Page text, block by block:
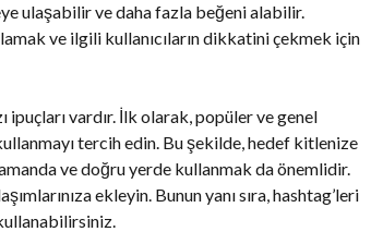
ulaşabilir ve daha fazla beğeni alabilir.
ve ilgili kullanıcıların dikkatini çekmek için
vardır. İlk olarak, popüler ve genel
tercih edin. Bu şekilde, hedef kitlenize
ve doğru yerde kullanmak da önemlidir.
ekleyin. Bunun yanı sıra, hashtag’leri